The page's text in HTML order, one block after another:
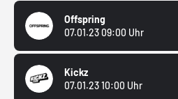
Offspring
07.01.23 09:00 Uhr
Kickz
07.01.23 10:00 Uhr